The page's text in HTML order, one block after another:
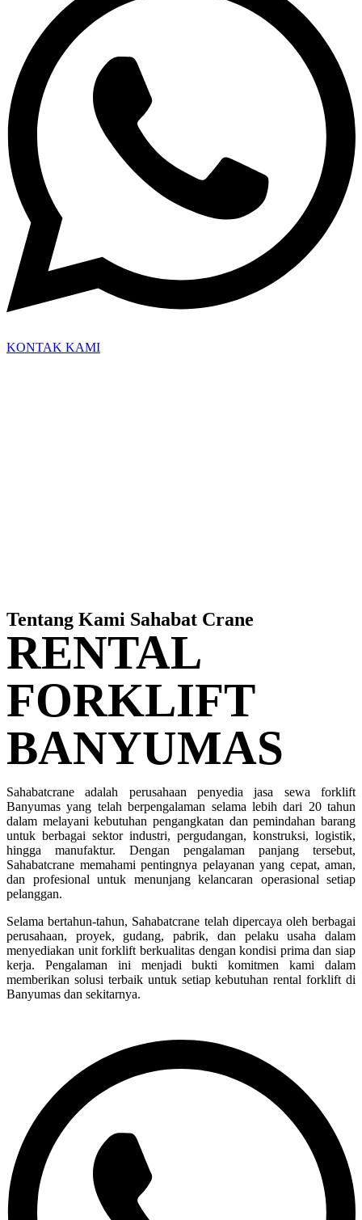
KONTAK KAMI
Tentang Kami Sahabat Crane
RENTAL
FORKLIFT
BANYUMAS
Sahabatcrane adalah perusahaan penyedia jasa sewa forklift
Banyumas yang telah berpengalaman selama lebih dari 20 tahun
dalam melayani kebutuhan pengangkatan dan pemindahan barang
untuk berbagai sektor industri, pergudangan, konstruksi, logistik,
hingga manufaktur. Dengan pengalaman panjang tersebut,
Sahabatcrane memahami pentingnya pelayanan yang cepat, aman,
dan profesional untuk menunjang kelancaran operasional setiap
pelanggan.
Selama bertahun-tahun, Sahabatcrane telah dipercaya oleh berbagai
perusahaan, proyek, gudang, pabrik, dan pelaku usaha dalam
menyediakan unit forklift berkualitas dengan kondisi prima dan siap
kerja. Pengalaman ini menjadi bukti komitmen kami dalam
memberikan solusi terbaik untuk setiap kebutuhan rental forklift di
Banyumas dan sekitarnya.